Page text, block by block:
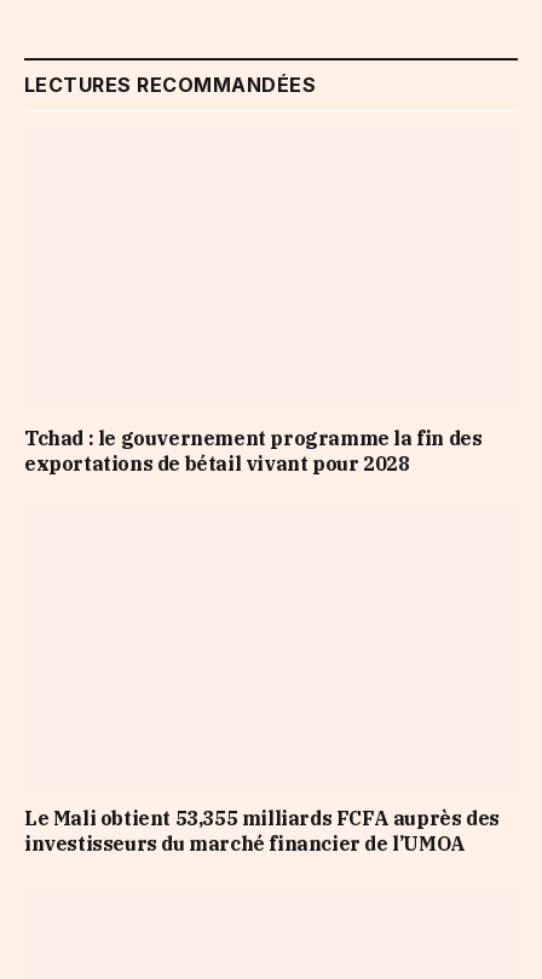
LECTURES RECOMMANDÉES
Tchad : le gouvernement programme la fin des
exportations de bétail vivant pour 2028
Le Mali obtient 53,355 milliards FCFA auprès des
investisseurs du marché financier de l’UMOA